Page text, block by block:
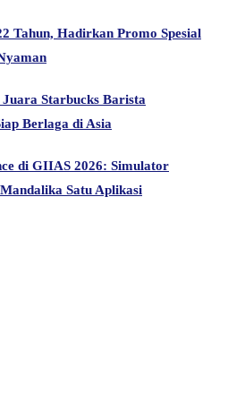
Tahun, Hadirkan Promo Spesial
Starbucks Barista
Berlaga di Asia
di GIIAS 2026: Simulator
Satu Aplikasi